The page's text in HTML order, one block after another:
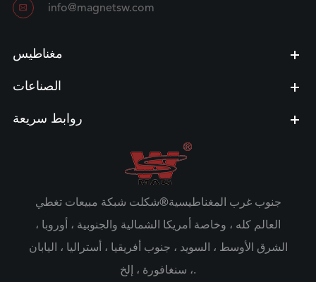
 info@magnetsw.com
مغناطيس
الصناعات
روابط سريعة
جنوب غرب المغناطيسية®شكلت شبكة مبيعات تغطي
العالم كله ، وخاصة أمريكا الشمالية والجنوبية ، أوروبا ،
الشرق الأوسط ، السويد ، جنوب أفريقيا ، أستراليا ، اليابان
، سنغافورة ، إلخ.